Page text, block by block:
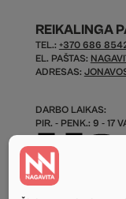
REIKALINGA
TEL.: +370 686
EL. PAŠTAS:
ADRESAS:
DARBO LAIKAS:
PIR. - PENK.: 9 - 17